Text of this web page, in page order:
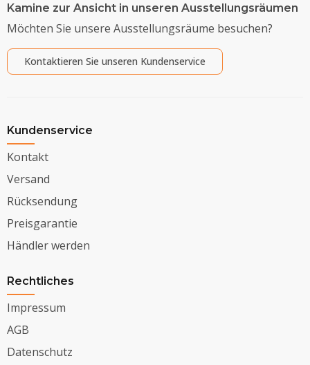
Kamine zur Ansicht in unseren Ausstellungsräumen
Möchten Sie unsere Ausstellungsräume besuchen?
Kontaktieren Sie unseren Kundenservice
Kundenservice
Kontakt
Versand
Rücksendung
Preisgarantie
Händler werden
Rechtliches
Impressum
AGB
Datenschutz